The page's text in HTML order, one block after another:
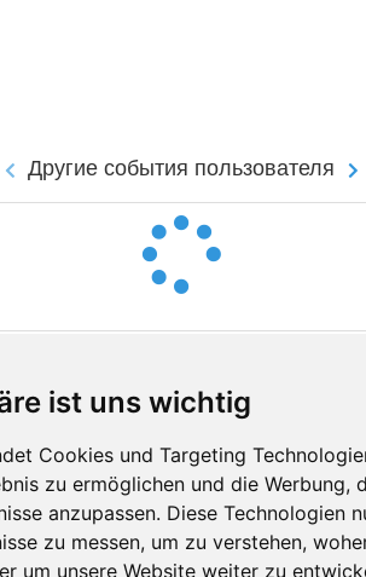
ist uns wichtig
Cookies und Targeting
zu ermöglichen und die Werbung,
anzupassen. Diese Technologien
zu messen, um zu verstehen,
um unsere Website weiter zu
Другие события пользователя
Facebook
Twitter
YouTube